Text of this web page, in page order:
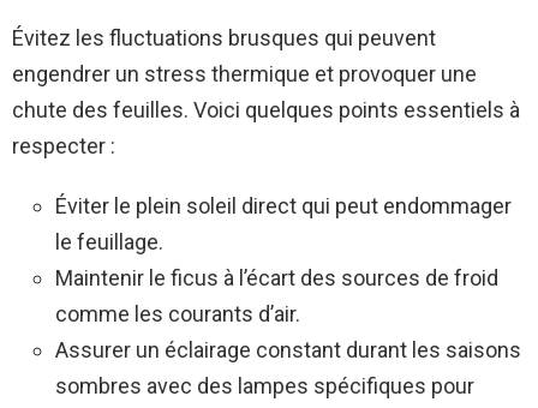
Évitez les fluctuations brusques qui peuvent
engendrer un stress thermique et provoquer une
chute des feuilles. Voici quelques points essentiels à
respecter :
Éviter le plein soleil direct qui peut endommager
le feuillage.
Maintenir le ficus à l’écart des sources de froid
comme les courants d’air.
Assurer un éclairage constant durant les saisons
sombres avec des lampes spécifiques pour